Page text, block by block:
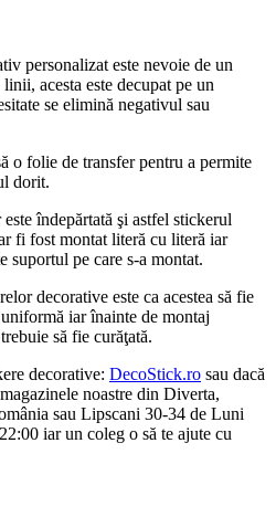
personalizat este nevoie de un
acesta este decupat pe un
se elimină negativul sau
o folie de transfer pentru a permite
dorit.
îndepărtată şi astfel stickerul
fi fost montat literă cu literă iar
suportul pe care s-a montat.
decorative este ca acestea să fie
iar înainte de montaj
să fie curăţată.
decorative: DecoStick.ro sau dacă
noastre din Diverta,
sau Lipscani 30-34 de Luni
iar un coleg o să te ajute cu